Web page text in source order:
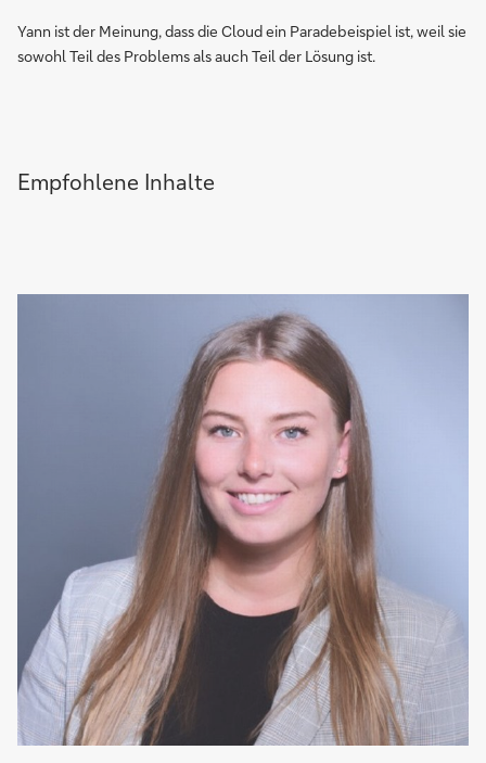
Yann ist der Meinung, dass die Cloud ein Paradebeispiel ist, weil sie
sowohl Teil des Problems als auch Teil der Lösung ist.
Empfohlene Inhalte